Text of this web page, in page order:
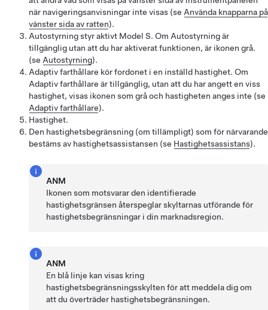
när navigeringsanvisningar inte visas (se Använda knapparna på
vänster sida av ratten).
Autostyrningstyr aktivt Model S. Om Autostyrningär
tillgänglig utan att du har aktiverat funktionen, är ikonen grå.
(se Autostyrning).
Adaptiv farthållare kör fordonet i en inställd hastighet. Om
Adaptiv farthållare är tillgänglig, utan att du har angett en viss
hastighet, visas ikonen som grå och hastigheten anges inte (se
Adaptiv farthållare).
Hastighet.
Den hastighetsbegränsning (om tillämpligt) som för närvarande
bestäms av hastighetsassistansen (se Hastighetsassistans).
ANM
Ikonen som motsvarar den identifierade
hastighetsgränsen återspeglar skyltarnas utförande för
hastighetsbegränsningar i din marknadsregion.
ANM
En blå linje kan visas kring
hastighetsbegränsningsskylten för att meddela dig om
att du överträder hastighetsbegränsningen.